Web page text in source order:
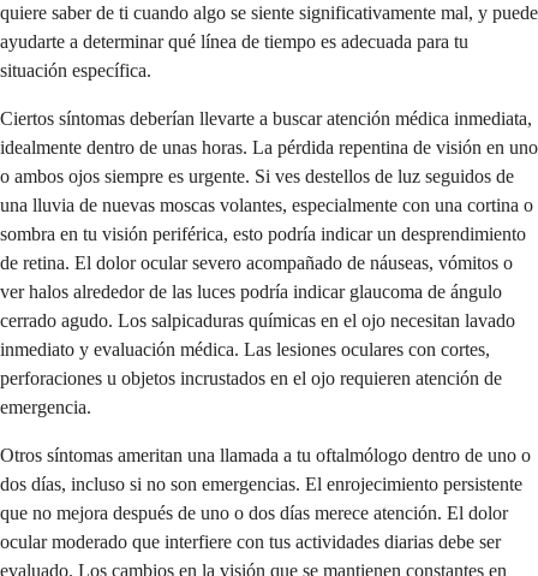
quiere saber de ti cuando algo se siente significativamente mal, y puede
ayudarte a determinar qué línea de tiempo es adecuada para tu
situación específica.
Ciertos síntomas deberían llevarte a buscar atención médica inmediata,
idealmente dentro de unas horas. La pérdida repentina de visión en uno
o ambos ojos siempre es urgente. Si ves destellos de luz seguidos de
una lluvia de nuevas moscas volantes, especialmente con una cortina o
sombra en tu visión periférica, esto podría indicar un desprendimiento
de retina. El dolor ocular severo acompañado de náuseas, vómitos o
ver halos alrededor de las luces podría indicar glaucoma de ángulo
cerrado agudo. Los salpicaduras químicas en el ojo necesitan lavado
inmediato y evaluación médica. Las lesiones oculares con cortes,
perforaciones u objetos incrustados en el ojo requieren atención de
emergencia.
Otros síntomas ameritan una llamada a tu oftalmólogo dentro de uno o
dos días, incluso si no son emergencias. El enrojecimiento persistente
que no mejora después de uno o dos días merece atención. El dolor
ocular moderado que interfiere con tus actividades diarias debe ser
evaluado. Los cambios en la visión que se mantienen constantes en